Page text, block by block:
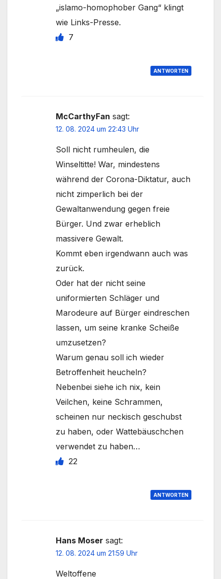
„islamo-homophober Gang“ klingt
wie Links-Presse.
7
ANTWORTEN
McCarthyFan sagt:
12. 08. 2024 um 22:43 Uhr
Soll nicht rumheulen, die
Winseltitte! War, mindestens
während der Corona-Diktatur, auch
nicht zimperlich bei der
Gewaltanwendung gegen freie
Bürger. Und zwar erheblich
massivere Gewalt.
Kommt eben irgendwann auch was
zurück.
Oder hat der nicht seine
uniformierten Schläger und
Marodeure auf Bürger eindreschen
lassen, um seine kranke Scheiße
umzusetzen?
Warum genau soll ich wieder
Betroffenheit heucheln?
Nebenbei siehe ich nix, kein
Veilchen, keine Schrammen,
scheinen nur neckisch geschubst
zu haben, oder Wattebäuschchen
verwendet zu haben…
22
ANTWORTEN
Hans Moser sagt:
12. 08. 2024 um 21:59 Uhr
Weltoffene